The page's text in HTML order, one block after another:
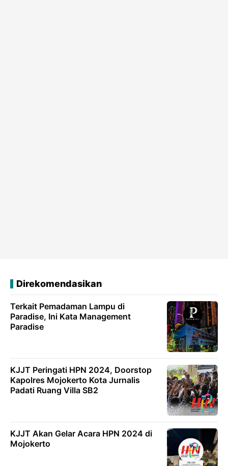
Direkomendasikan
Terkait Pemadaman Lampu di
Paradise, Ini Kata Management
Paradise
KJJT Peringati HPN 2024, Doorstop
Kapolres Mojokerto Kota Jurnalis
Padati Ruang Villa SB2
KJJT Akan Gelar Acara HPN 2024 di
Mojokerto